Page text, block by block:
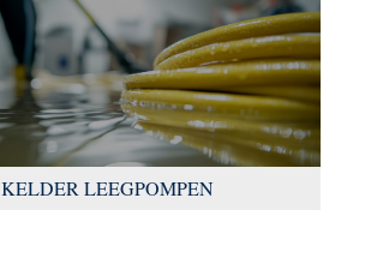
KELDER LEEGPOMPEN